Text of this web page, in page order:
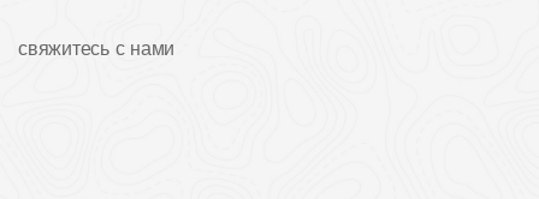
свяжитесь с нами